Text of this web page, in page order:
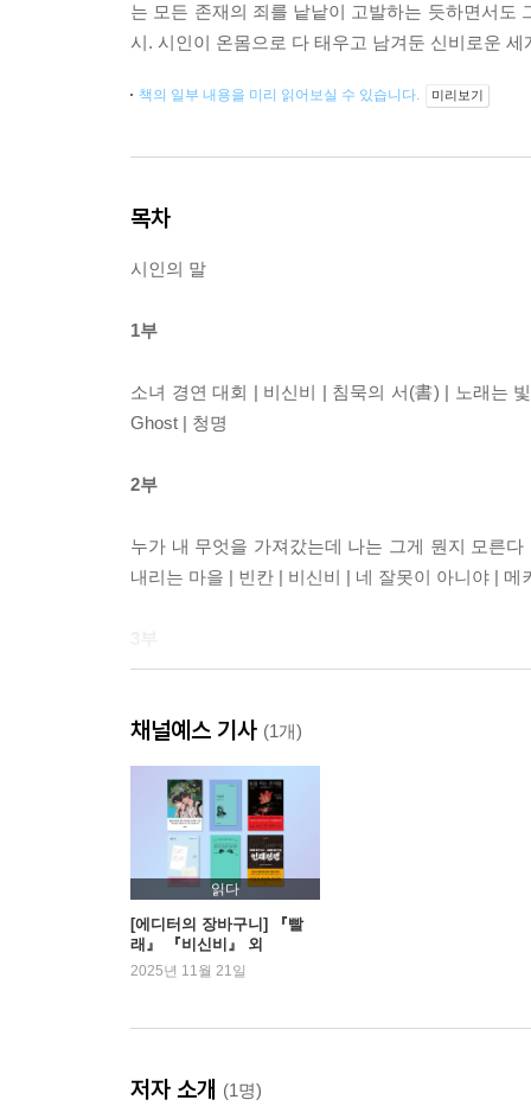
는 모든 존재의 죄를 낱낱이 고발하는 듯하면서도
시. 시인이 온몸으로 다 태우고 남겨둔 신비로운
책의 일부 내용을 미리 읽어보실 수 있습니다. 미리보기
목차
시인의 말
1부
소녀 경연 대회 | 비신비 | 침묵의 서(書) | 노래는
Ghost | 청명
2부
누가 내 무엇을 가져갔는데 나는 그게 뭔지 모른
내리는 마을 | 빈칸 | 비신비 | 네 잘못이 아니야 | 메
반영 | 기도 | 목격자
비신비 | 의미 없는 삶 | 사랑하는 머리 | 영원
눈보라의 나날 | 태양은 비누를 주조하는 커다란
발문
가이드 - 김승일
채널예스 기사 (1개)
읽다
[에디터의 장바구니] 『빨
래』 『비신비』 외
2025년 11월 21일
저자 소개 (1명)